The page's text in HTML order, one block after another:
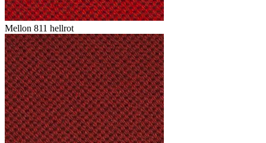
Mellon 811 hellrot